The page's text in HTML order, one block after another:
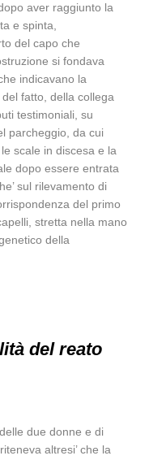
aver raggiunto la
e spinta,
del capo che
si fondava
indicavano la
fatto, della collega
testimoniali, su
parcheggio, da cui
scale in discesa e la
dopo essere entrata
sul rilevamento di
del primo
stretta nella mano
della
del reato
due donne e di
altresi’ che la